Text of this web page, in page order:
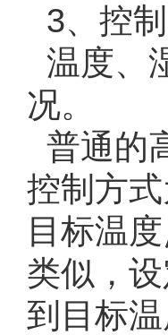
3、控
温度、
况。
普通的
控制方
目标温
类似，
到目标